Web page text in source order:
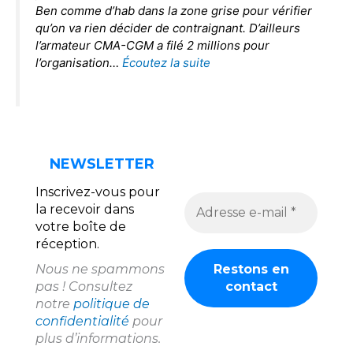
Ben comme d’hab dans la zone grise pour vérifier
qu’on va rien décider de contraignant. D’ailleurs
l’armateur CMA-CGM a filé 2 millions pour
l’organisation… Écoutez la suite
NEWSLETTER
Inscrivez-vous pour
la recevoir dans
votre boîte de
réception.
Nous ne spammons
pas ! Consultez
notre politique de
confidentialité pour
plus d’informations.